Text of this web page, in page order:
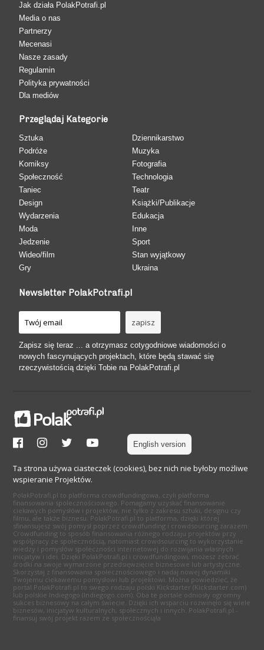
Jak działa PolakPotrafi.pl
Media o nas
Partnerzy
Mecenasi
Nasze zasady
Regulamin
Polityka prywatności
Dla mediów
Przeglądaj Kategorie
Sztuka
Podróże
Komiksy
Społeczność
Taniec
Design
Wydarzenia
Moda
Jedzenie
Wideo/film
Gry
Dziennikarstwo
Muzyka
Fotografia
Technologia
Teatr
Książki/Publikacje
Edukacja
Inne
Sport
Stan wyjątkowy
Ukraina
Newsletter PolakPotrafi.pl
Zapisz się teraz ... a otrzymasz cotygodniowe wiadomości o
nowych fascynujących projektach, które będą stawać się
rzeczywistością dzięki Tobie na PolakPotrafi.pl
English version
Ta strona używa ciasteczek (cookies), bez nich nie byłoby możliwe
wspieranie Projektów.
PolakPotrafi.pl to platforma crowdfundingowa, czyli platforma
finansowania społecznościowego. Pomagamy uzyskać finansowanie
ciekawych pomysłów i projektów, nie tylko z zakresu sztuki, designu czy
filmu, ale także biznesu. PolakPotrafi.pl to platforma, dzięki której
sfinansujesz swój pomysł poprzez crowdfunding i crowdsourcing zarazem.
Crowdfunding to sposób finansowania różnego rodzaju projektów przy
współpracy ze społecznością, natomiast crowdsourcing to wykorzystanie
wiedzy i pomysłów społeczności internetowej do rozwijania własnych
inicjatyw i idei. Dzięki PolakPotrafi.pl i crowdfundingowi, możesz zebrać
środki na swoje wymarzone przedsięwzięcie biznesowe lub artystyczne.
Skorzystaj z finansowania społecznościowego i nadaj nowej dynamiki
Twojemu ciekawemu pomysłowi lub projektowi. Można powiedzieć, że
portal PolakPotrafi.pl to swego rodzaju polski Kickstarter (Kickstarter.com)
lub polskie Indiegogo (Indiegogo.com). Oba te portale odniosły ogromny
sukces biznesowy na całym świecie. Dzięki ich wsparciu rozwinęło się wiele
biznesów, inicjatyw kulturalnych, społecznych i innych. PolakPotrafi.pl -
finansuj swój projekt razem ze społecznością!a